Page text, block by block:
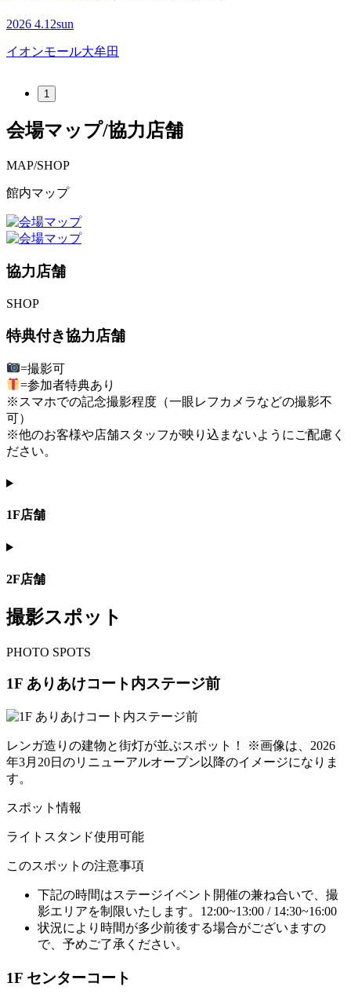
2026 4.12sun
イオンモール大牟田
1
会場マップ/協力店舗
MAP/SHOP
館内マップ
協力店舗
SHOP
特典付き協力店舗
=撮影可
=参加者特典あり
※スマホでの記念撮影程度（一眼レフカメラなどの撮影不
可）
※他のお客様や店舗スタッフが映り込まないようにご配慮く
ださい。
1F店舗
2F店舗
撮影スポット
PHOTO SPOTS
1F ありあけコート内ステージ前
レンガ造りの建物と街灯が並ぶスポット！ ※画像は、2026
年3月20日のリニューアルオープン以降のイメージになりま
す。
スポット情報
ライトスタンド使用可能
このスポットの注意事項
下記の時間はステージイベント開催の兼ね合いで、撮
影エリアを制限いたします。12:00~13:00 / 14:30~16:00
状況により時間が多少前後する場合がございますの
で、予めご了承ください。
1F センターコート